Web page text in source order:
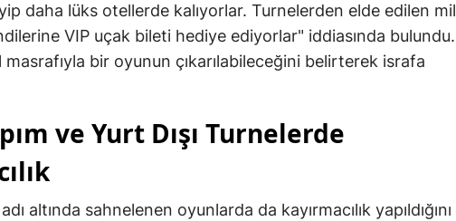
daha lüks otellerde kalıyorlar. Turnelerden elde edilen mil
VIP uçak bileti hediye ediyorlar" iddiasında bulundu.
bir oyunun çıkarılabileceğini belirterek israfa
ve Yurt Dışı Turnelerde
altında sahnelenen oyunlarda da kayırmacılık yapıldığını